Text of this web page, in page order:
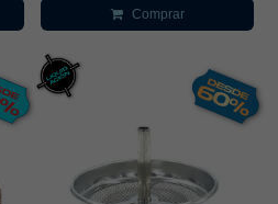
Comprar